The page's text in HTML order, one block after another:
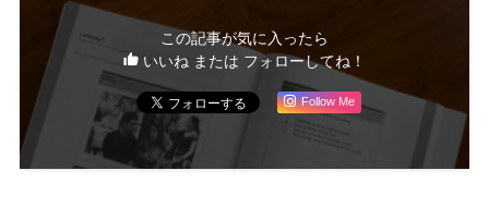
この記事が気に入ったら
いいね または フォローしてね！
Follow Me